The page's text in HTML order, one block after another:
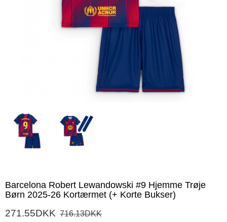
Barcelona Robert Lewandowski #9 Hjemme Trøje
Børn 2025-26 Kortærmet (+ Korte Bukser)
271.55DKK 716.13DKK